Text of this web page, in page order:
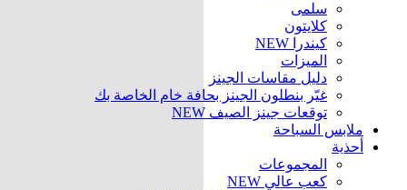
سلمى
كلايتون
كيندرا NEW
الميزات
دليل مقاسات الجينز
غيّر بنطلون الجينز بحافة خام الخاصة بك
توقعات جينز الصيف NEW
ملابس السباحة
أحذية
المجموعات
كعب عالي NEW